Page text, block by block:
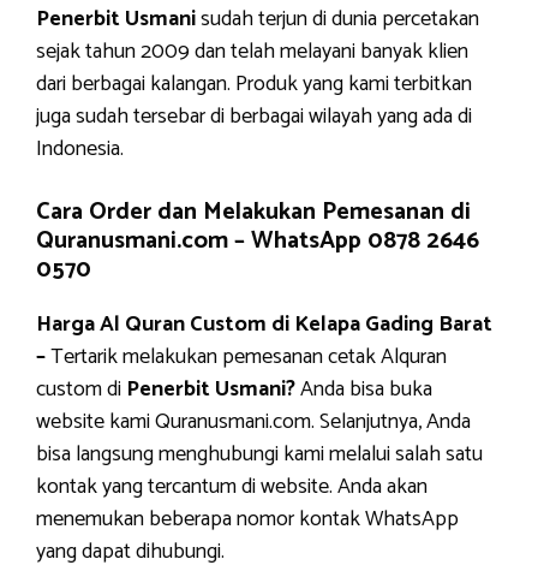
Penerbit Usmanisudah terjun di dunia percetakan
sejak tahun 2009 dan telah melayani banyak klien
dari berbagai kalangan. Produk yang kami terbitkan
juga sudah tersebar di berbagai wilayah yang ada di
Indonesia.
Cara Order dan Melakukan Pemesanan di
Quranusmani.com –WhatsApp 0878 2646
0570
Harga Al Quran Custom di Kelapa Gading Barat
–Tertarik melakukan pemesanan cetak Alquran
custom di Penerbit Usmani?Anda bisa buka
website kami Quranusmani.com. Selanjutnya, Anda
bisa langsung menghubungi kami melalui salah satu
kontak yang tercantum di website. Anda akan
menemukan beberapa nomor kontak WhatsApp
yang dapat dihubungi.